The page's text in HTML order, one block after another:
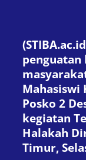
penguatan
Mahasiswi
Posko 2
kegiatan
Halakah
Timur,